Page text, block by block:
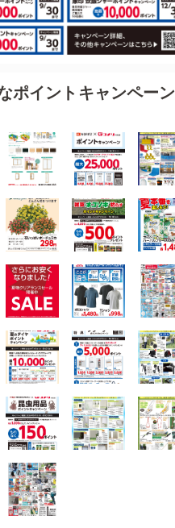
ポイントキャンペーン